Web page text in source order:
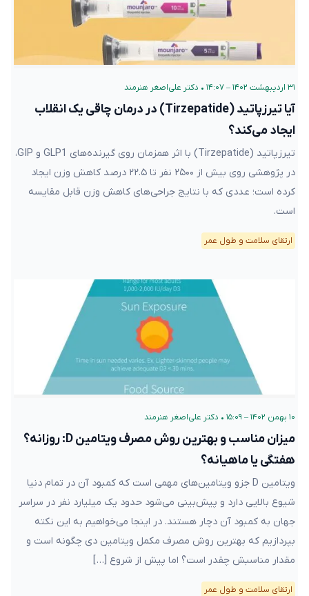
۳۱ اردیبهشت ۱۴۰۲ – ۱۴:۰۷ • دکتر علی‌اصغر هنرمند
آیا تیرزپاتید (Tirzepatide) در درمان چاقی یک انقلاب
ایجاد می‌کند؟
تیرزپاتید (Tirzepatide) با اثر همزمان روی گیرنده‌های GLP1 و GIP،
در پژوهشی روی بیش از ۲۵۰۰ نفر تا ۲۲.۵ درصد کاهش وزن ایجاد
کرده است؛ عددی که با نتایج جراحی‌های کاهش وزن قابل مقایسه
است.
ارتقای سلامت و طول عمر
۱۰ بهمن ۱۴۰۲ – ۱۵:۰۹ • دکتر علی‌اصغر هنرمند
میزان مناسب و بهترین روش مصرف ویتامین D: روزانه؟
هفتگی یا ماهیانه؟
ویتامین D جزو ویتامین‌های مهمی است که کمبود آن در تمام دنیا
شیوع بالایی دارد و پیش‌بینی می‌شود حدود یک میلیارد نفر در سراسر
جهان به کمبود آن دچار هستند. در اینجا می‌خواهیم به این نکته
بپردازیم که بهترین روش مصرف مکمل ویتامین دی چگونه است و
مقدار مناسبش چقدر است؟ اما پیش از شروع […]
ارتقای سلامت و طول عمر